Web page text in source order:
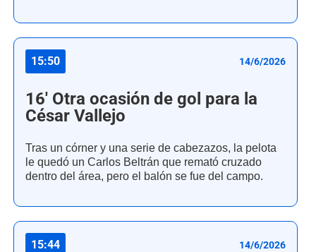
15:50 14/6/2026
16' Otra ocasión de gol para la
César Vallejo
Tras un córner y una serie de cabezazos, la pelota
le quedó un Carlos Beltrán que remató cruzado
dentro del área, pero el balón se fue del campo.
15:44 14/6/2026